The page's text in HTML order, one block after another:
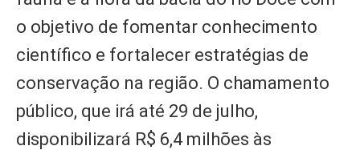
o objetivo de fomentar conhecimento
científico e fortalecer estratégias de
conservação na região. O chamamento
público, que irá até 29 de julho,
disponibilizará R$ 6,4 milhões às